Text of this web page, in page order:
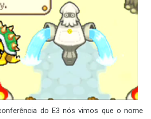
do E3 nós vimos que o nome